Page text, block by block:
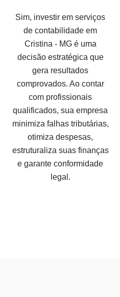
Sim, investir em serviços
de contabilidade em
Cristina - MG é uma
decisão estratégica que
gera resultados
comprovados. Ao contar
com profissionais
qualificados, sua empresa
minimiza falhas tributárias,
otimiza despesas,
estruturaliza suas finanças
e garante conformidade
legal.